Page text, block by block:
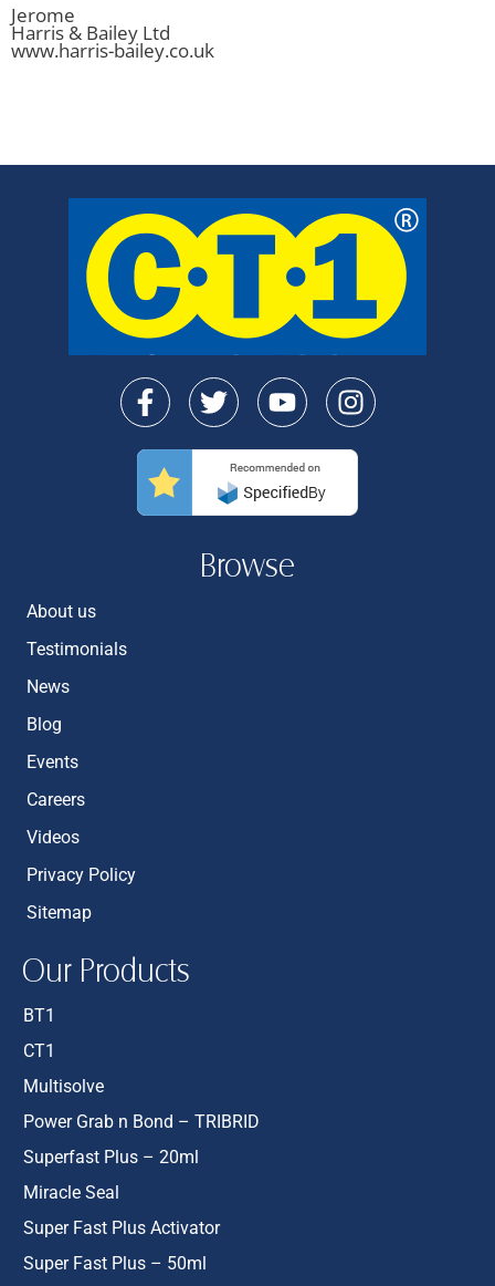
Jerome
Harris & Bailey Ltd
www.harris-bailey.co.uk
Browse
About us
Testimonials
News
Blog
Events
Careers
Videos
Privacy Policy
Sitemap
Our Products
BT1
CT1
Multisolve
Power Grab n Bond – TRIBRID
Superfast Plus – 20ml
Miracle Seal
Super Fast Plus Activator
Super Fast Plus – 50ml